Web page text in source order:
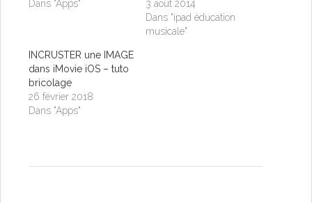
Dans "Apps"
3 août 2014
Dans "ipad éducation
musicale"
INCRUSTER une IMAGE
dans iMovie iOS – tuto
bricolage
26 février 2018
Dans "Apps"